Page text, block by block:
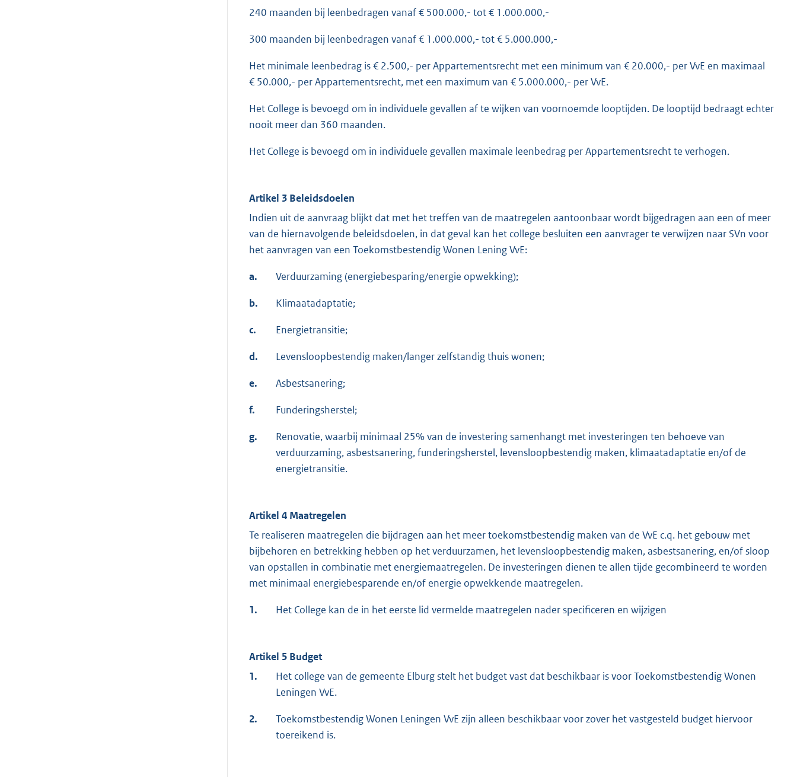
240 maanden bij leenbedragen vanaf € 500.000,- tot € 1.000.000,-
300 maanden bij leenbedragen vanaf € 1.000.000,- tot € 5.000.000,-
Het minimale leenbedrag is € 2.500,- per Appartementsrecht met een minimum van € 20.000,- per VvE en maximaal
€ 50.000,- per Appartementsrecht, met een maximum van € 5.000.000,- per VvE.
Het College is bevoegd om in individuele gevallen af te wijken van voornoemde looptijden. De looptijd bedraagt echter
nooit meer dan 360 maanden.
Het College is bevoegd om in individuele gevallen maximale leenbedrag per Appartementsrecht te verhogen.
Artikel 3 Beleidsdoelen
Indien uit de aanvraag blijkt dat met het treffen van de maatregelen aantoonbaar wordt bijgedragen aan een of meer
van de hiernavolgende beleidsdoelen, in dat geval kan het college besluiten een aanvrager te verwijzen naar SVn voor
het aanvragen van een Toekomstbestendig Wonen Lening VvE:
a. Verduurzaming (energiebesparing/energie opwekking);
b. Klimaatadaptatie;
c. Energietransitie;
d. Levensloopbestendig maken/langer zelfstandig thuis wonen;
e. Asbestsanering;
f. Funderingsherstel;
g.
Renovatie, waarbij minimaal 25% van de investering samenhangt met investeringen ten behoeve van
verduurzaming, asbestsanering, funderingsherstel, levensloopbestendig maken, klimaatadaptatie en/of de
energietransitie.
Artikel 4 Maatregelen
Te realiseren maatregelen die bijdragen aan het meer toekomstbestendig maken van de VvE c.q. het gebouw met
bijbehoren en betrekking hebben op het verduurzamen, het levensloopbestendig maken, asbestsanering, en/of sloop
van opstallen in combinatie met energiemaatregelen. De investeringen dienen te allen tijde gecombineerd te worden
met minimaal energiebesparende en/of energie opwekkende maatregelen.
1. Het College kan de in het eerste lid vermelde maatregelen nader specificeren en wijzigen
Artikel 5 Budget
1.
Het college van de gemeente Elburg stelt het budget vast dat beschikbaar is voor Toekomstbestendig Wonen
Leningen VvE.
2.
Toekomstbestendig Wonen Leningen VvE zijn alleen beschikbaar voor zover het vastgesteld budget hiervoor
toereikend is.